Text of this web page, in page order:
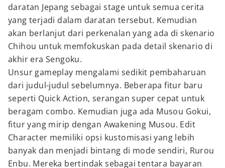
daratan Jepang sebagai stage untuk semua cerita
yang terjadi dalam daratan tersebut. Kemudian
akan berlanjut dari perkenalan yang ada di skenario
Chihou untuk memfokuskan pada detail skenario di
akhir era Sengoku.
Unsur gameplay mengalami sedikit pembaharuan
dari judul-judul sebelumnya. Beberapa fitur baru
seperti Quick Action, serangan super cepat untuk
beragam combo. Kemudian juga ada Musou Gokui,
fitur yang mirip dengan Awakening Musou. Edit
Character memiliki opsi kustomisasi yang lebih
banyak dan menjadi bintang di mode sendiri, Rurou
Enbu. Mereka bertindak sebagai tentara bayaran